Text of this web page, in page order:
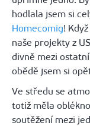
hodlala jsem si
Homecomig!
naše projekty z US
divně mezi
obědě jsem si
Ve středu se
totiž měla
soutěžení mezi